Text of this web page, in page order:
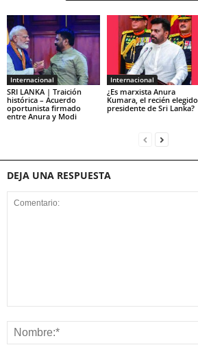
Internacional
SRI LANKA | Traición
histórica – Acuerdo
oportunista firmado
entre Anura y Modi
Internacional
¿Es marxista Anura
Kumara, el recién elegido
presidente de Sri Lanka?
DEJA UNA RESPUESTA